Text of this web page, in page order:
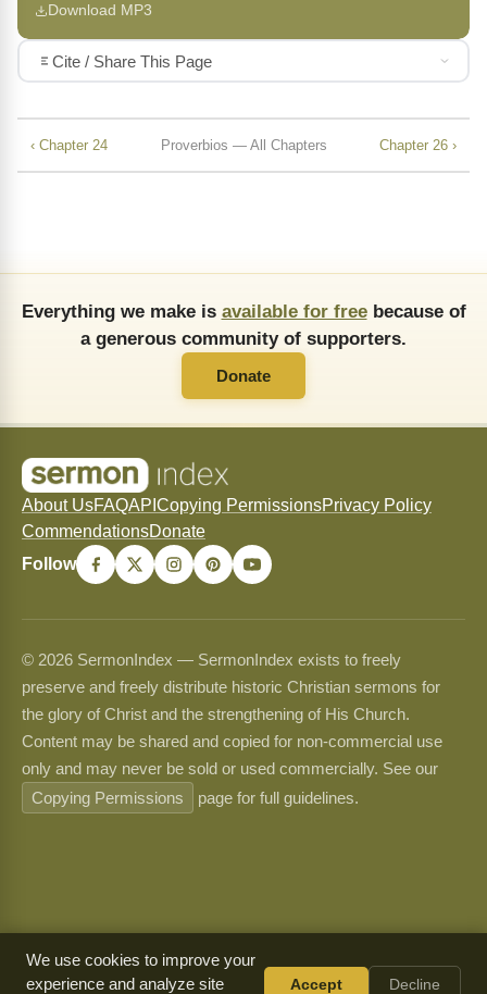
Download MP3
Cite / Share This Page
‹ Chapter 24 Proverbios — All Chapters Chapter 26 ›
Everything we make is available for freebecause of
a generous community of supporters.
Donate
About UsFAQAPI Copying PermissionsPrivacy Policy
CommendationsDonate
Follow
© 2026 SermonIndex — SermonIndex exists to freely
preserve and freely distribute historic Christian sermons for
the glory of Christ and the strengthening of His Church.
Content may be shared and copied for non-commercial use
only and may never be sold or used commercially. See our
Copying Permissions
page for full guidelines.
We use cookies to improve your
experience and analyze site
Accept Decline